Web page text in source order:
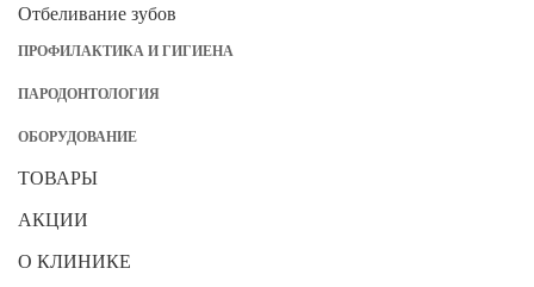
Отбеливание зубов
ПРОФИЛАКТИКА И ГИГИЕНА
ПАРОДОНТОЛОГИЯ
ОБОРУДОВАНИЕ
ТОВАРЫ
АКЦИИ
О КЛИНИКЕ